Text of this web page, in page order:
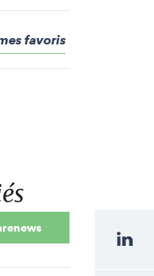
favoris